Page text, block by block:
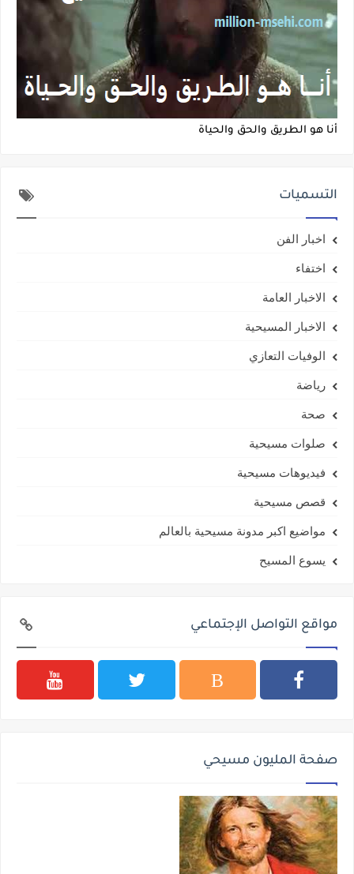
أنا هو الطريق والحق والحياة
التسميات
اخبار الفن
اختفاء
الاخبار العامة
الاخبار المسيحية
الوفيات التعازي
رياضة
صحة
صلوات مسيحية
فيديوهات مسيحية
قصص مسيحية
مواضيع اكبر مدونة مسيحية بالعالم
يسوع المسيح
مواقع التواصل الإجتماعي
صفحة المليون مسيحي